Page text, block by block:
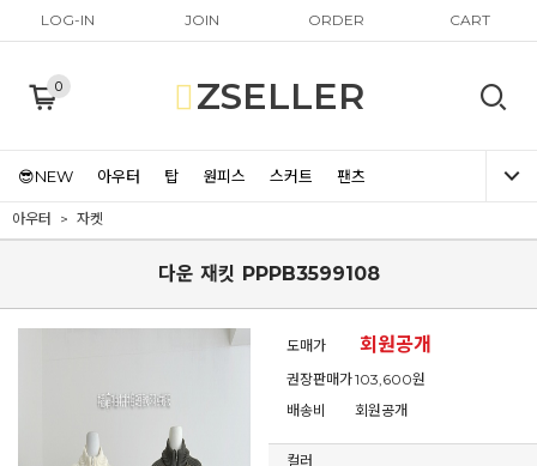
LOG-IN JOIN ORDER CART
0 ZSELLER
😎NEW 아우터 탑 원피스 스커트 팬츠
아우터 자켓
다운 재킷 PPPB3599108
도매가 회원공개
권장판매가103,600원
배송비
회원공개
컬러